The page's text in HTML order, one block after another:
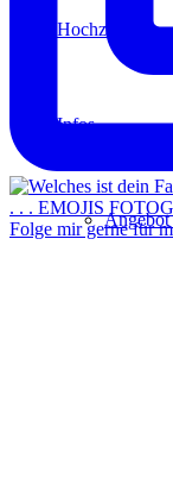
Hochzeit
Infos
Angebot
Folge mir gerne für